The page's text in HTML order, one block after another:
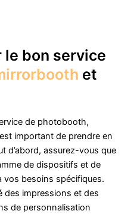
le bon service
et
de photobooth,
important de prendre en
d’abord, assurez-vous que
de dispositifs et de
besoins spécifiques.
des impressions et des
de personnalisation